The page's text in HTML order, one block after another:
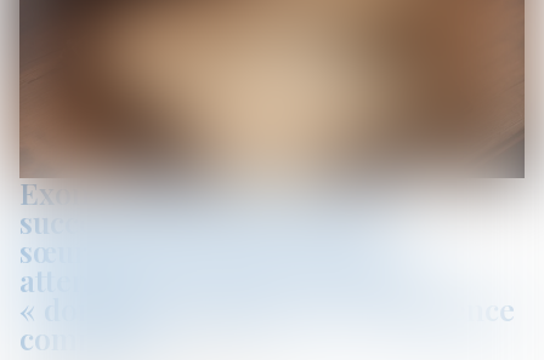
Exonération totale de droits de
succession entre frères et
sœurs (CGI, art. 796-0 ter) :
attention de ne pas confondre
« domicile commun » et « résidence
commune »